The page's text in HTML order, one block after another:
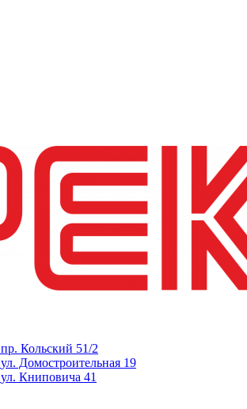
пр. Кольский 51/2
ул. Домостроительная 19
ул. Книповича 41